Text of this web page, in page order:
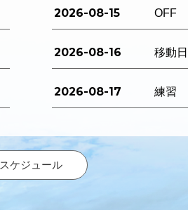
2026-08-15 OFF
2026-08-16 移動日
2026-08-17 練習
スケジュール